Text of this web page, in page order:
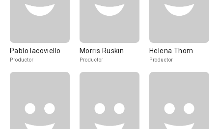
Pablo Iacoviello
Productor
Morris Ruskin
Productor
Helena Thom
Productor